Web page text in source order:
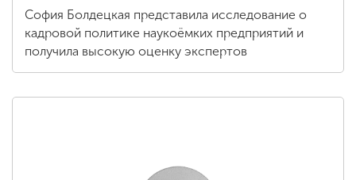
София Болдецкая представила исследование о
кадровой политике наукоёмких предприятий и
получила высокую оценку экспертов